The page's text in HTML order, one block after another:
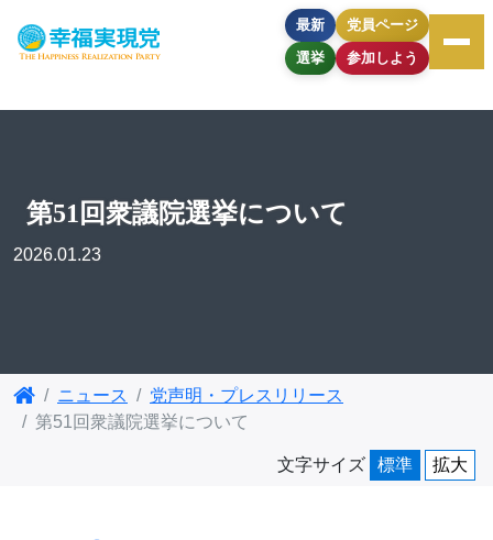
最新
選挙
党員ページ
参加しよう
第51回衆議院選挙について
2026.01.23
ニュース
党声明・プレスリリース
第51回衆議院選挙について
文字サイズ 標準 拡大